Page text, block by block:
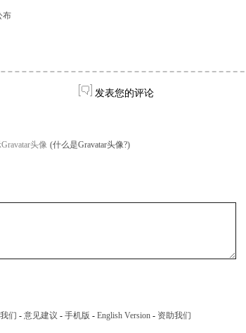
布
发表您的评论
头像 (什么是Gravatar头像?)
们 - 意见建议 - 手机版 - English Version - 资助我们